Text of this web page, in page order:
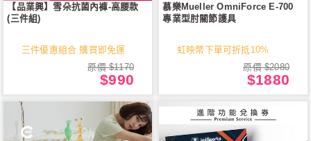
【品業興】雪朵抗菌內褲-高腰款
(三件組)
三件優惠組合 購買即免運
原價 $1170
$990
慕樂Mueller OmniForce E-700
專業型肘關節護具
虹映幣下單可折抵10%
原價 $2080
$1880